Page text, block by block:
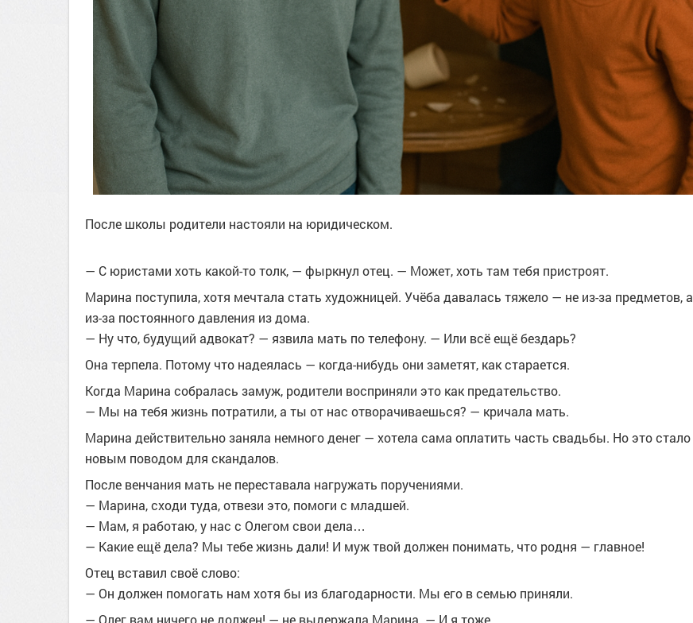
После школы родители настояли на юридическом.
— С юристами хоть какой-то толк, — фыркнул отец. — Может, хоть там тебя пристроят.
Марина поступила, хотя мечтала стать художницей. Учёба давалась тяжело — не из-за предметов, а
из-за постоянного давления из дома.
— Ну что, будущий адвокат? — язвила мать по телефону. — Или всё ещё бездарь?
Она терпела. Потому что надеялась — когда-нибудь они заметят, как старается.
Когда Марина собралась замуж, родители восприняли это как предательство.
— Мы на тебя жизнь потратили, а ты от нас отворачиваешься? — кричала мать.
Марина действительно заняла немного денег — хотела сама оплатить часть свадьбы. Но это стало
новым поводом для скандалов.
После венчания мать не переставала нагружать поручениями.
— Марина, сходи туда, отвези это, помоги с младшей.
— Мам, я работаю, у нас с Олегом свои дела…
— Какие ещё дела? Мы тебе жизнь дали! И муж твой должен понимать, что родня — главное!
Отец вставил своё слово:
— Он должен помогать нам хотя бы из благодарности. Мы его в семью приняли.
— Олег вам ничего не должен! — не выдержала Марина. — И я тоже.